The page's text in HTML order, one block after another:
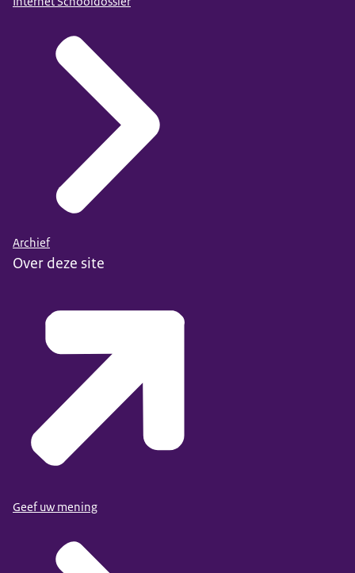
Archief
Over deze site
Geef uw mening